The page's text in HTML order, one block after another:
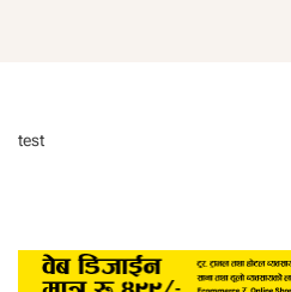
test